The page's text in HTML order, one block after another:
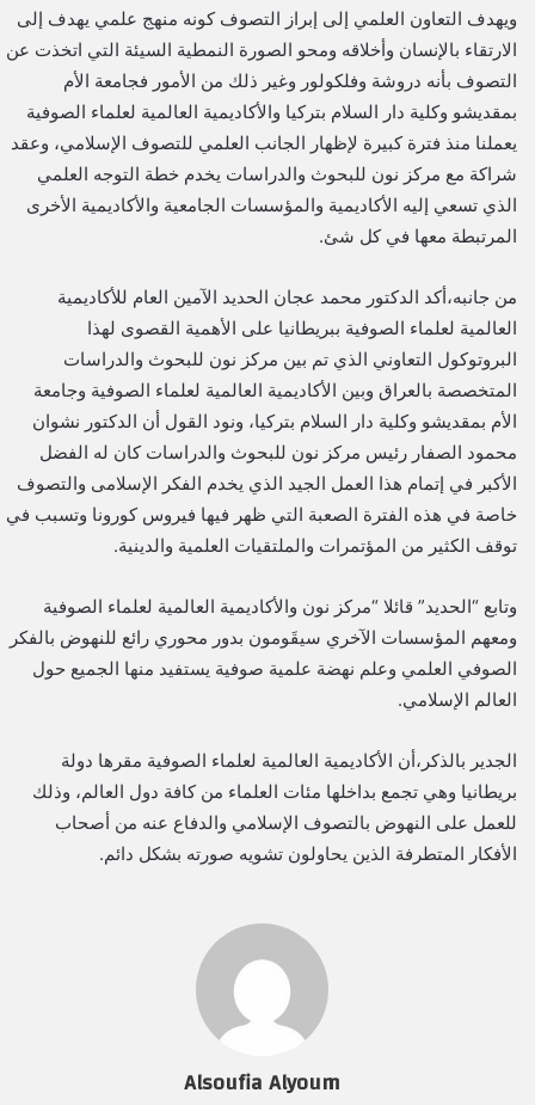
ويهدف التعاون العلمي إلى إبراز التصوف كونه منهج علمي يهدف إلى
الارتقاء بالإنسان وأخلاقه ومحو الصورة النمطية السيئة التي اتخذت عن
التصوف بأنه دروشة وفلكولور وغير ذلك من الأمور فجامعة الأم
بمقديشو وكلية دار السلام بتركيا والأكاديمية العالمية لعلماء الصوفية
يعملنا منذ فترة كبيرة لإظهار الجانب العلمي للتصوف الإسلامي، وعقد
شراكة مع مركز نون للبحوث والدراسات يخدم خطة التوجه العلمي
الذي تسعي إليه الأكاديمية والمؤسسات الجامعية والأكاديمية الأخرى
المرتبطة معها في كل شئ.
من جانبه،أكد الدكتور محمد عجان الحديد الآمين العام للأكاديمية
العالمية لعلماء الصوفية ببريطانيا على الأهمية القصوى لهذا
البروتوكول التعاوني الذي تم بين مركز نون للبحوث والدراسات
المتخصصة بالعراق وبين الأكاديمية العالمية لعلماء الصوفية وجامعة
الأم بمقديشو وكلية دار السلام بتركيا، ونود القول أن الدكتور نشوان
محمود الصفار رئيس مركز نون للبحوث والدراسات كان له الفضل
الأكبر في إتمام هذا العمل الجيد الذي يخدم الفكر الإسلامى والتصوف
خاصة في هذه الفترة الصعبة التي ظهر فيها فيروس كورونا وتسبب في
توقف الكثير من المؤتمرات والملتقيات العلمية والدينية.
وتابع “الحديد” قائلا “مركز نون والأكاديمية العالمية لعلماء الصوفية
ومعهم المؤسسات الآخري سيقَومون بدور محوري رائع للنهوض بالفكر
الصوفي العلمي وعلم نهضة علمية صوفية يستفيد منها الجميع حول
العالم الإسلامي.
الجدير بالذكر،أن الأكاديمية العالمية لعلماء الصوفية مقرها دولة
بريطانيا وهي تجمع بداخلها مئات العلماء من كافة دول العالم، وذلك
للعمل على النهوض بالتصوف الإسلامي والدفاع عنه من أصحاب
الأفكار المتطرفة الذين يحاولون تشويه صورته بشكل دائم.
Alsoufia Alyoum